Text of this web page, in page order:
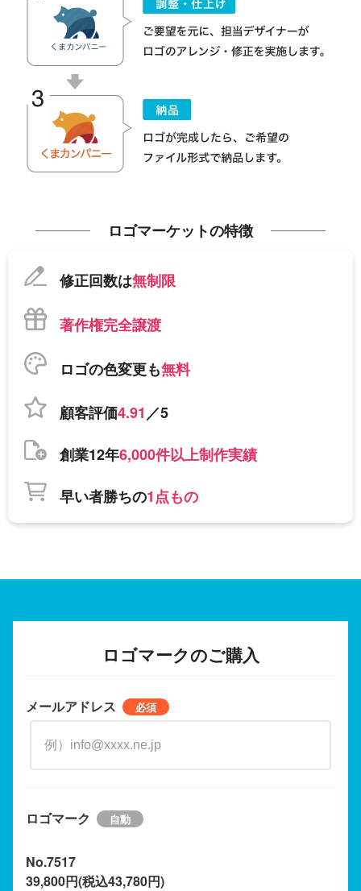
ロゴマーケットの特徴
修正回数は無制限
著作権完全譲渡
ロゴの色変更も無料
顧客評価4.91／5
創業12年6,000件以上制作実績
早い者勝ちの1点もの
ロゴマークのご購入
メールアドレス
ロゴマーク
No.7517
39,800円(税込43,780円)